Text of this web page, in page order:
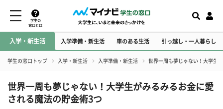
学生の
窓口とは
入学・新生活 入学準備・新生活 車のある生活 引っ越し・一人暮らし
学生の窓口トップ 入学・新生活 入学準備・新生活 世界一周も夢じゃない！大学生
世界一周も夢じゃない！大学生がみるみるお金に愛
される魔法の貯金術3つ